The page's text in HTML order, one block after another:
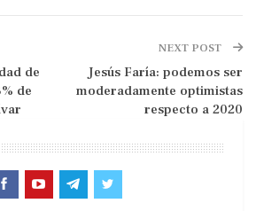
de la Celac para 2020,
de todos los organismos
integración de la región y la
del régimen de facto de Bolivia
que no pudieron llegar por
de
de
NEXT POST
Jesús Faría: podemos ser
moderadamente optimistas
respecto a 2020